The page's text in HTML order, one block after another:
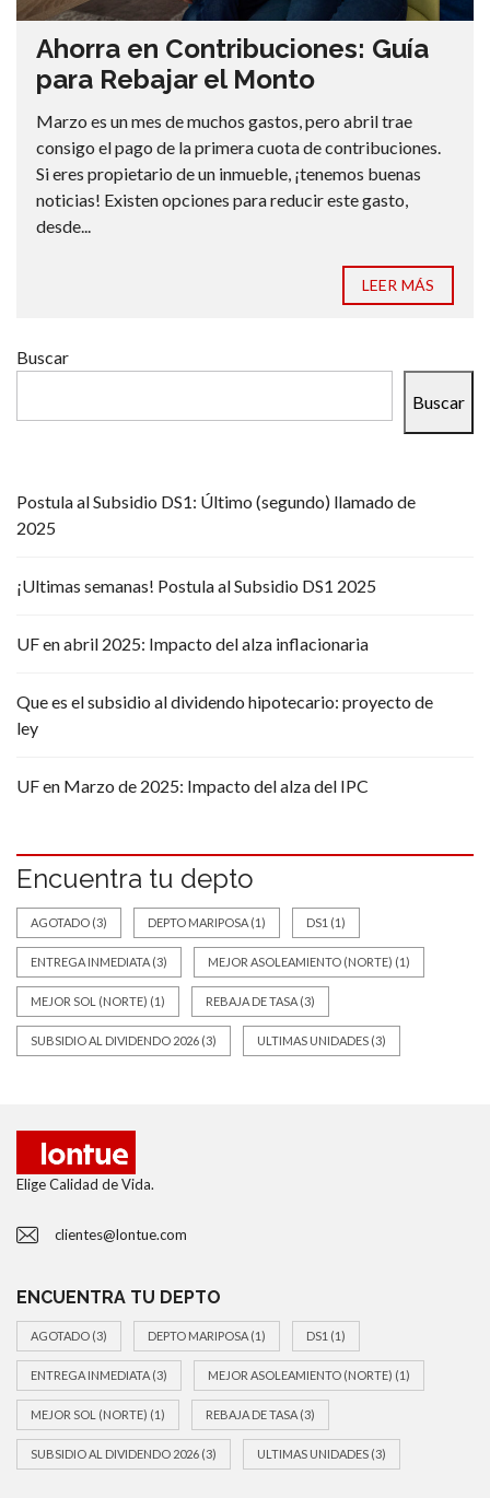
Ahorra en Contribuciones: Guía
para Rebajar el Monto
Marzo es un mes de muchos gastos, pero abril trae
consigo el pago de la primera cuota de contribuciones.
Si eres propietario de un inmueble, ¡tenemos buenas
noticias! Existen opciones para reducir este gasto,
desde...
LEER MÁS
Buscar
Buscar
Postula al Subsidio DS1: Último (segundo) llamado de
2025
¡Ultimas semanas! Postula al Subsidio DS1 2025
UF en abril 2025: Impacto del alza inflacionaria
Que es el subsidio al dividendo hipotecario: proyecto de
ley
UF en Marzo de 2025: Impacto del alza del IPC
Encuentra tu depto
AGOTADO (3) DEPTO MARIPOSA (1) DS1 (1)
ENTREGA INMEDIATA (3) MEJOR ASOLEAMIENTO (NORTE) (1)
MEJOR SOL (NORTE) (1) REBAJA DE TASA (3)
SUBSIDIO AL DIVIDENDO 2026 (3) ULTIMAS UNIDADES (3)
Elige Calidad de Vida.
clientes@lontue.com
ENCUENTRA TU DEPTO
AGOTADO (3) DEPTO MARIPOSA (1) DS1 (1)
ENTREGA INMEDIATA (3) MEJOR ASOLEAMIENTO (NORTE) (1)
MEJOR SOL (NORTE) (1) REBAJA DE TASA (3)
SUBSIDIO AL DIVIDENDO 2026 (3) ULTIMAS UNIDADES (3)